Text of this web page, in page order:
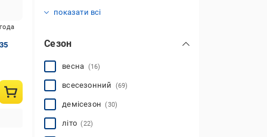
показати всі
Сезон
весна (16)
всесезонний (69)
демісезон(30)
літо(22)